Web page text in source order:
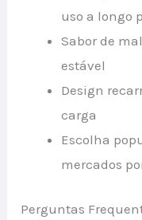
uso a longo
Sabor de
estável
Design
carga
Escolha
mercados
Perguntas